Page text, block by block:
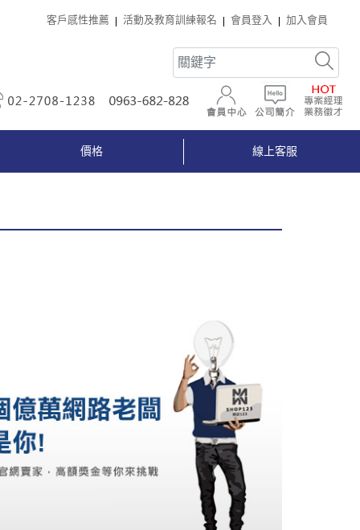
客戶感性推薦 活動及教育訓練報名 會員登入 加入會員
0963-682-828會員中心 公司簡介
價格 線上客服